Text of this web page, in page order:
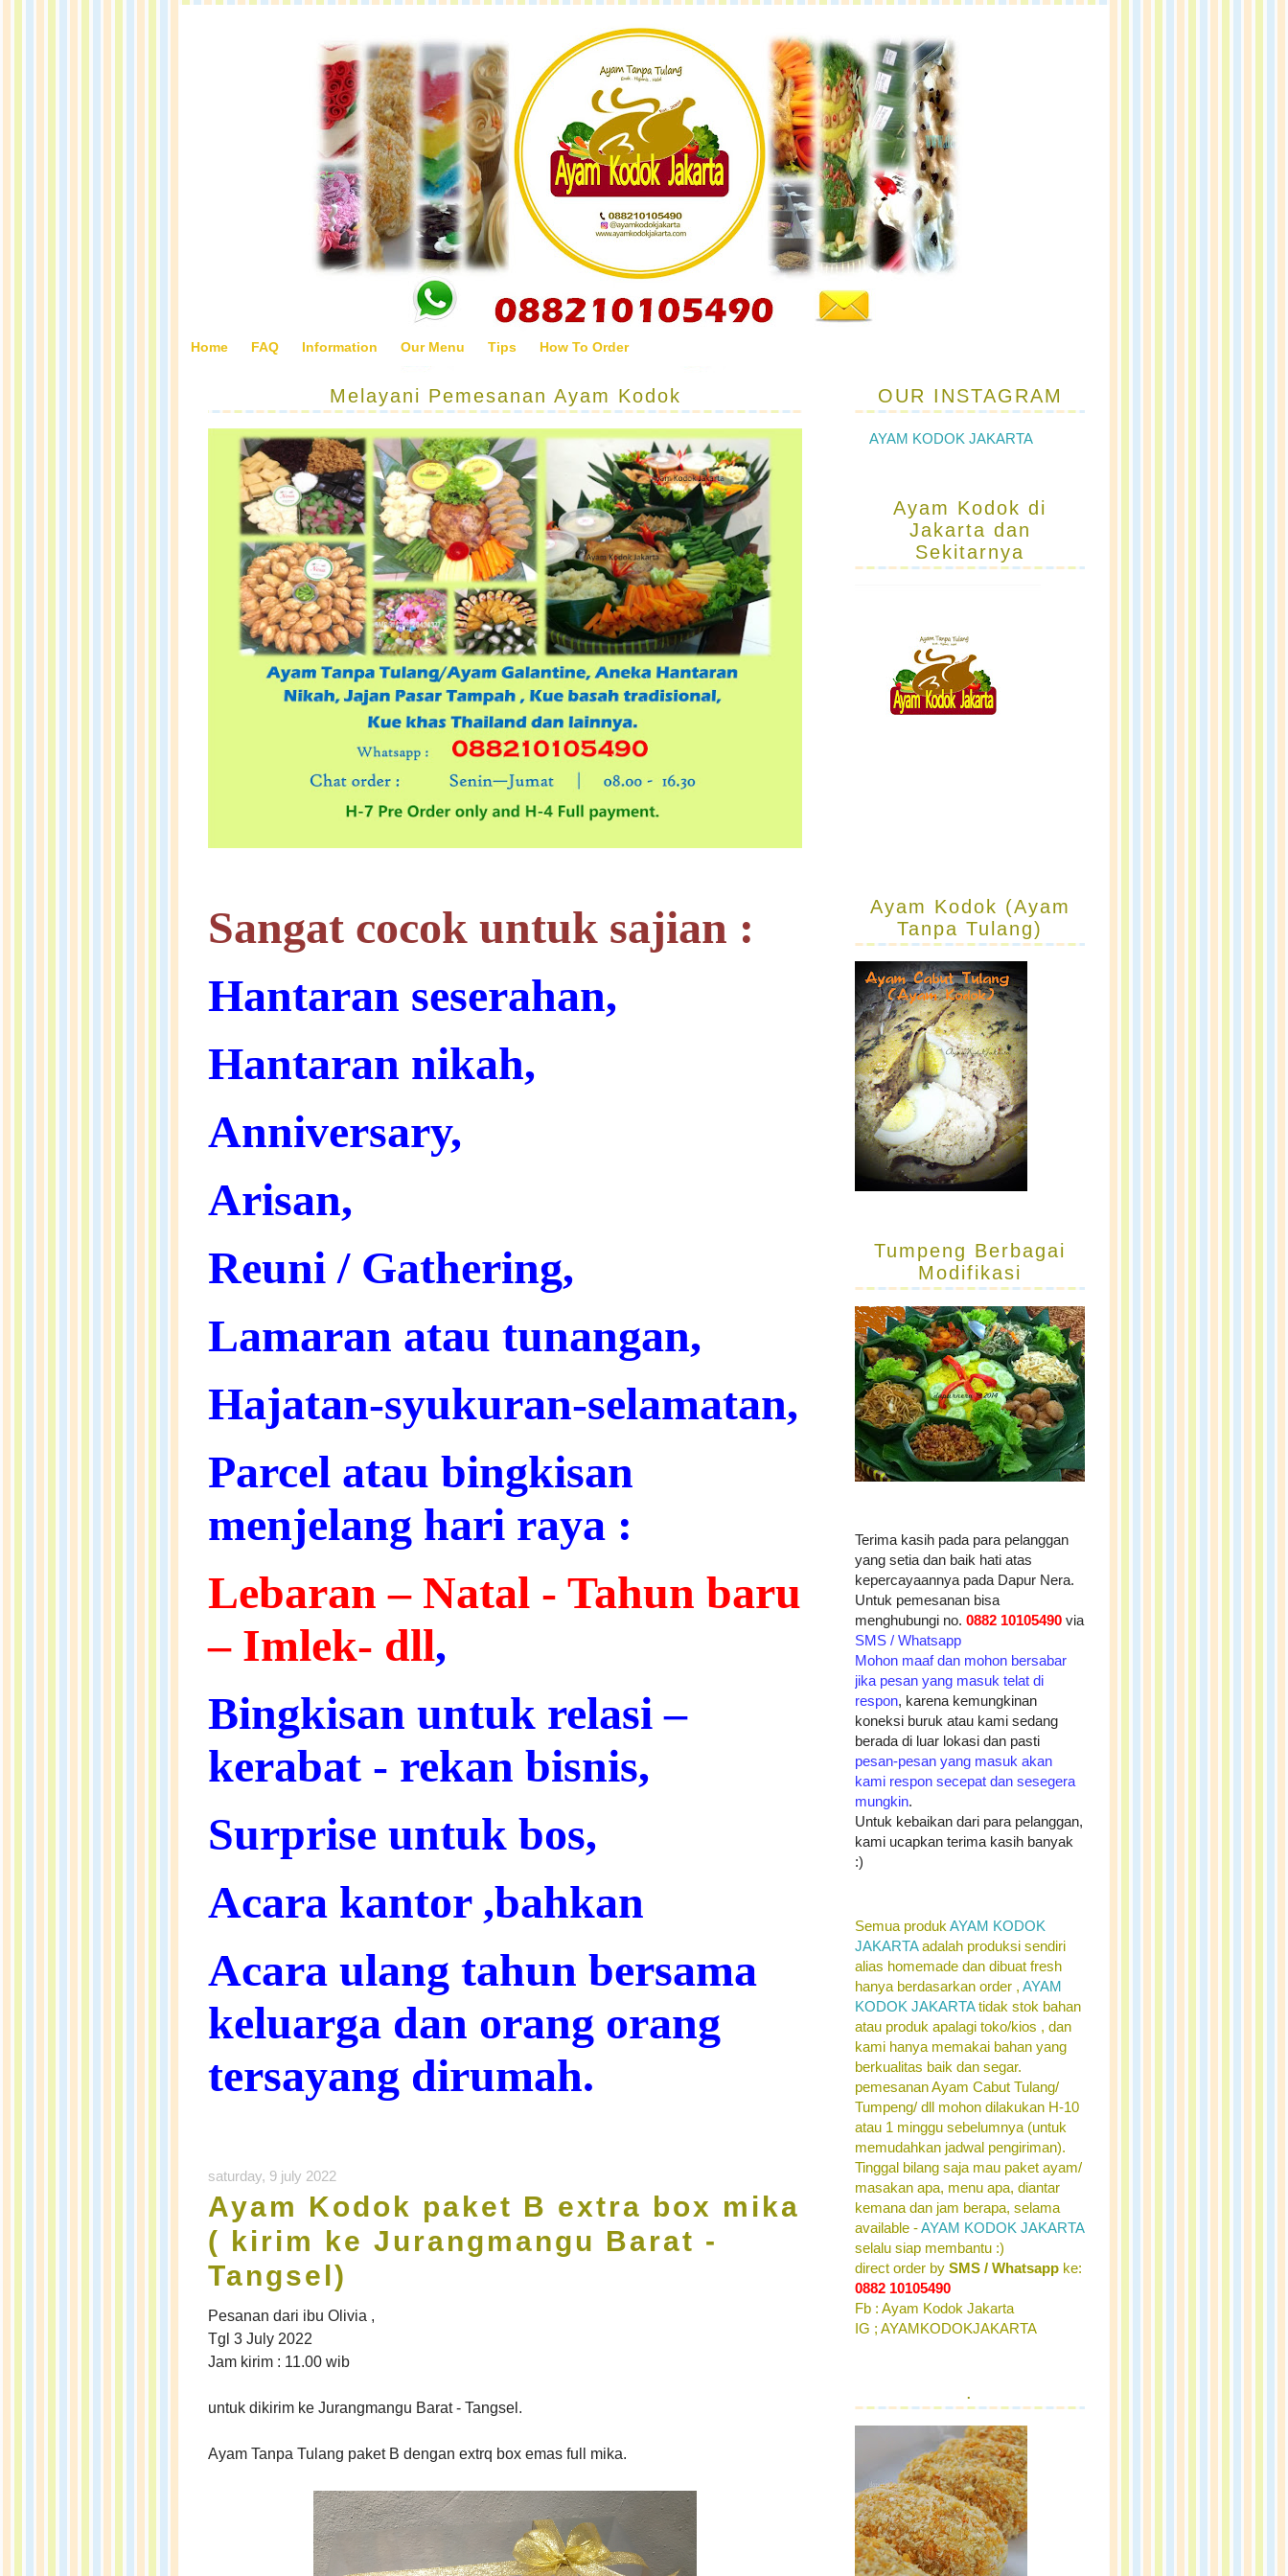
Home FAQ Information Our Menu Tips How To Order
Melayani Pemesanan Ayam Kodok
Sangat cocok untuk sajian :
Hantaran seserahan,
Hantaran nikah,
Anniversary,
Arisan,
Reuni / Gathering,
Lamaran atau tunangan,
Hajatan-syukuran-selamatan,
Parcel atau bingkisan
menjelang hari raya :
Lebaran–Natal - Tahun baru
–Imlek- dll,
Bingkisan untuk relasi–
kerabat - rekan bisnis,
Surprise untuk bos,
Acara kantor ,bahkan
Acara ulang tahun bersama
keluarga dan orang orang
tersayang dirumah.
saturday, 9 july 2022
Ayam Kodok paket B extra box mika
( kirim ke Jurangmangu Barat -
Tangsel)
Pesanan dari ibu Olivia ,
Tgl 3 July 2022
Jam kirim : 11.00 wib
untuk dikirim ke Jurangmangu Barat - Tangsel.
Ayam Tanpa Tulang paket B dengan extrq box emas full mika.
OUR INSTAGRAM
AYAM KODOK JAKARTA
Ayam Kodok di
Jakarta dan
Sekitarnya
Ayam Kodok (Ayam
Tanpa Tulang)
Tumpeng Berbagai
Modifikasi
Terima kasih pada para pelanggan
yang setia dan baik hati atas
kepercayaannya pada Dapur Nera.
Untuk pemesanan bisa
menghubungi no. 0882 10105490 via
SMS / Whatsapp
Mohon maaf dan mohon bersabar
jika pesan yang masuk telat di
respon, karena kemungkinan
koneksi buruk atau kami sedang
berada di luar lokasi dan pasti
pesan-pesan yang masuk akan
kami respon secepat dan sesegera
mungkin.
Untuk kebaikan dari para pelanggan,
kami ucapkan terima kasih banyak
:)
Semua produk AYAM KODOK
JAKARTAadalah produksi sendiri
alias homemade dan dibuat fresh
hanya berdasarkan order , AYAM
KODOK JAKARTAtidak stok bahan
atau produk apalagi toko/kios , dan
kami hanya memakai bahan yang
berkualitas baik dan segar.
pemesanan Ayam Cabut Tulang/
Tumpeng/ dll mohon dilakukan H-10
atau 1 minggu sebelumnya (untuk
memudahkan jadwal pengiriman).
Tinggal bilang saja mau paket ayam/
masakan apa, menu apa, diantar
kemana dan jam berapa, selama
available -AYAM KODOK JAKARTA
selalu siap membantu :)
direct order by SMS / Whatsapp ke:
0882 10105490
Fb : Ayam Kodok Jakarta
IG ; AYAMKODOKJAKARTA
.